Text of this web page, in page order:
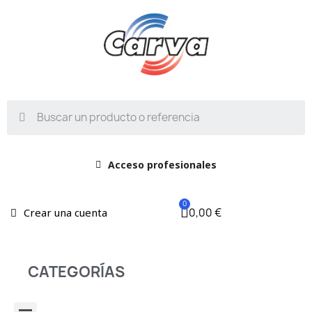
Acceso profesionales
Crear una cuenta 0,00 €
CATEGORÍAS